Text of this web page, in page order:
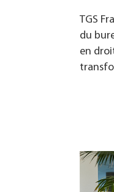
TGS
du
en